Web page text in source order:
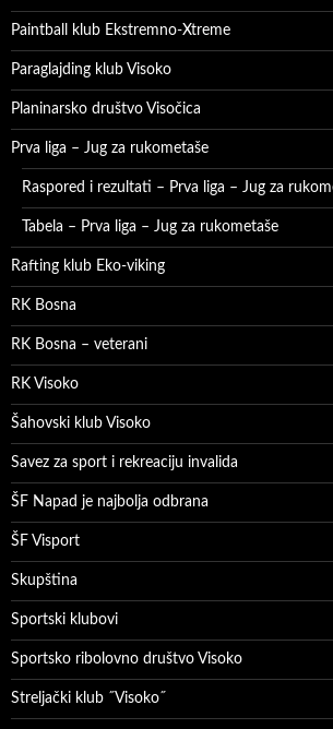
Paintball klub Ekstremno-Xtreme
Paraglajding klub Visoko
Planinarsko društvo Visočica
Prva liga – Jug za rukometaše
Raspored i rezultati – Prva liga – Jug za
Tabela – Prva liga – Jug za rukometaše
Rafting klub Eko-viking
RK Bosna
RK Bosna – veterani
RK Visoko
Šahovski klub Visoko
Savez za sport i rekreaciju invalida
ŠF Napad je najbolja odbrana
ŠF Visport
Skupština
Sportski klubovi
Sportsko ribolovno društvo Visoko
Streljački klub ˝Visoko˝